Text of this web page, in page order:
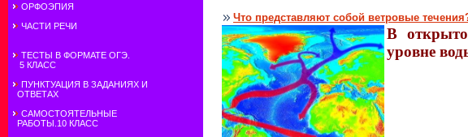
ОРФОЭПИЯ
ЧАСТИ РЕЧИ
ТЕСТЫ В ФОРМАТЕ ОГЭ.
5 КЛАСС
ПУНКТУАЦИЯ В ЗАДАНИЯХ И
ОТВЕТАХ
САМОСТОЯТЕЛЬНЫЕ
РАБОТЫ.10 КЛАСС
Что представляют собой ветровые
В
уровне